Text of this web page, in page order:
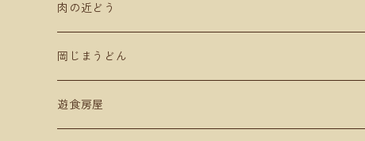
肉の近どう
肉商品
岡じまうどん
ギフト贈答用
遊食房屋